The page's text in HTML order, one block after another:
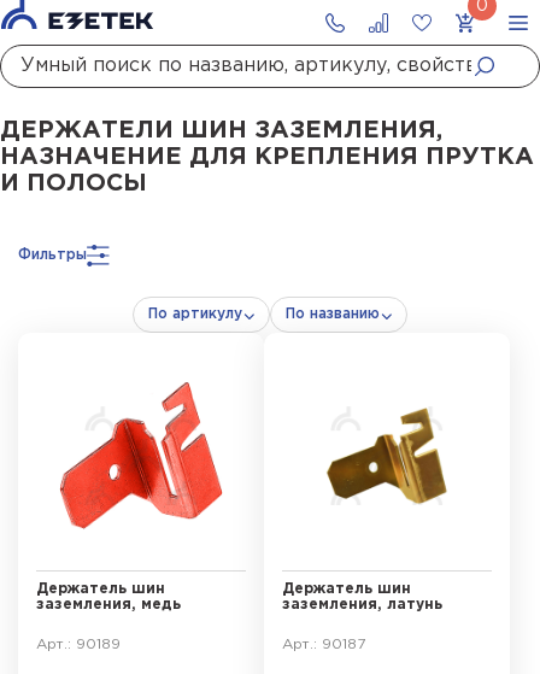
ГлавнаяКаталог ЗаземлениеДержатели шин заземления Держатели шин заземления, назначение для крепления прутка и полосы
ДЕРЖАТЕЛИ ШИН ЗАЗЕМЛЕНИЯ,
НАЗНАЧЕНИЕ ДЛЯ КРЕПЛЕНИЯ ПРУТКА
И ПОЛОСЫ
Фильтры
По артикулу По названию
Держатель шин
заземления, медь
Арт.: 90189
Держатель шин
заземления, латунь
Арт.: 90187